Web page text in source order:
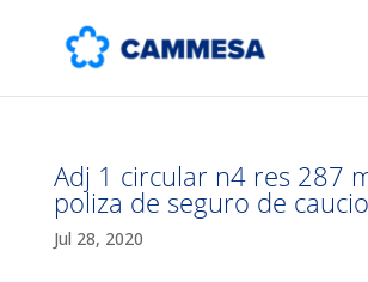
Adj 1 circular n4 res 287
poliza de seguro de
Jul 28, 2020